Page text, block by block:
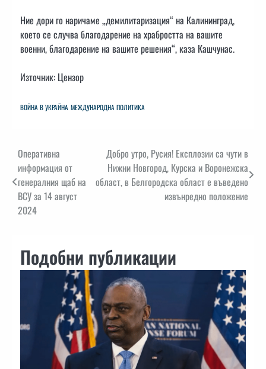
Ние дори го наричаме „демилитаризация“ на Калининград,
което се случва благодарение на храбростта на вашите
военни, благодарение на вашите решения“, каза Кашчунас.
Източник: Цензор
ВОЙНА В УКРАЙНА МЕЖДУНАРОДНА ПОЛИТИКА
Навигация
Оперативна
информация от
генералния щаб на
ВСУ за 14 август
2024
Добро утро, Русия! Експлозии са чути в
Нижни Новгород, Курска и Воронежска
област, в Белгородска област е въведено
извънредно положение
Подобни публикации